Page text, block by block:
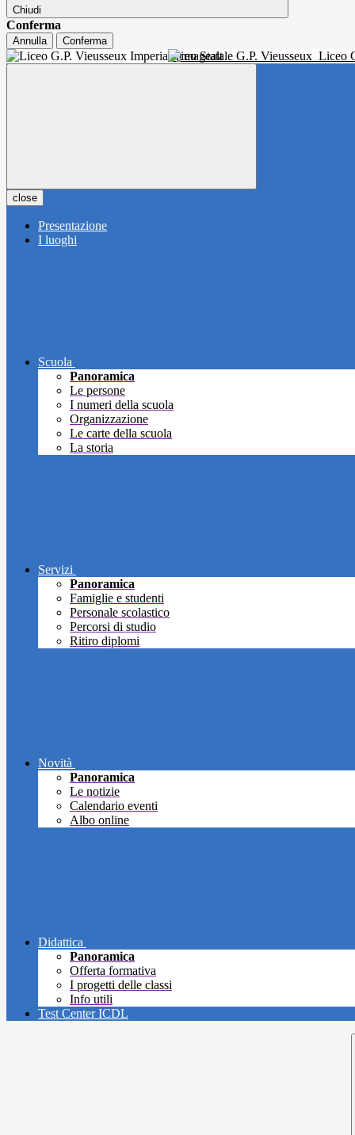
Chiudi
Conferma
Annulla Conferma
Liceo Statale G.P. Vieusseux Liceo
close
Presentazione
I luoghi
Scuola
Panoramica
Le persone
I numeri della scuola
Organizzazione
Le carte della scuola
La storia
Servizi
Panoramica
Famiglie e studenti
Personale scolastico
Percorsi di studio
Ritiro diplomi
Novità
Panoramica
Le notizie
Calendario eventi
Albo online
Didattica
Panoramica
Offerta formativa
I progetti delle classi
Info utili
Test Center ICDL